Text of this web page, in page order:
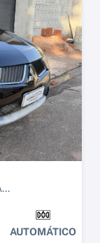
AUTOMÁTICO